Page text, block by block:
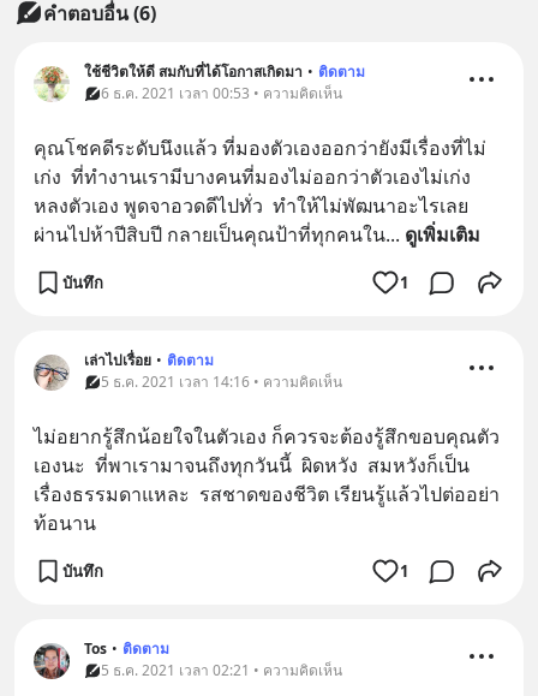
คำตอบอื่น(6)
ใช้ชีวิตให้ดี สมกับที่ได้โอกาสเกิดมา • ติดตาม
6 ธ.ค. 2021 เวลา 00:53 • ความคิดเห็น
คุณโชคดีระดับนึงแล้ว ที่มองตัวเองออกว่ายังมีเรื่องที่ไม่
เก่ง  ที่ทำงานเรามีบางคนที่มองไม่ออกว่าตัวเองไม่เก่ง
หลงตัวเอง พูดจาอวดดีไปทั่ว  ทำให้ไม่พัฒนาอะไรเลย
ผ่านไปห้าปีสิบปี กลายเป็นคุณป้าที่ทุกคนใน... ดูเพิ่มเติม
บันทึก 1
เล่าไปเรื่อย • ติดตาม
5 ธ.ค. 2021 เวลา 14:16 • ความคิดเห็น
ไม่อยากรู้สึกน้อยใจในตัวเอง ก็ควรจะต้องรู้สึกขอบคุณตัว
เองนะ  ที่พาเรามาจนถึงทุกวันนี้  ผิดหวัง  สมหวังก็เป็น
เรื่องธรรมดาแหละ  รสชาดของชีวิต เรียนรู้แล้วไปต่ออย่า
ท้อนาน
บันทึก 1
Tos • ติดตาม
5 ธ.ค. 2021 เวลา 02:21 • ความคิดเห็น